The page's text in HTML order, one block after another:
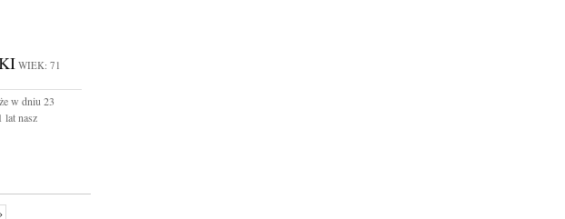
WIEK: 71
w dniu 23
lat nasz